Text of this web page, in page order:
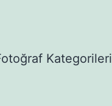
Kategorileri